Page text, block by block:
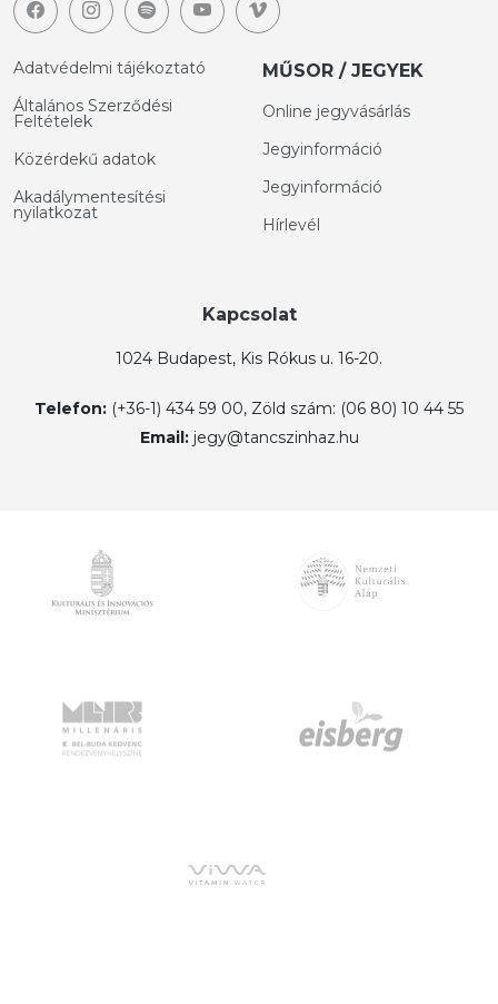
Adatvédelmi tájékoztató
Általános Szerződési
Feltételek
Közérdekű adatok
Akadálymentesítési
nyilatkozat
MŰSOR / JEGYEK
Online jegyvásárlás
Jegyinformáció
Jegyinformáció
Hírlevél
Kapcsolat
1024 Budapest, Kis Rókus u. 16-20.
Telefon: (+36-1) 434 59 00, Zöld szám: (06 80) 10 44 55
Email: jegy@tancszinhaz.hu